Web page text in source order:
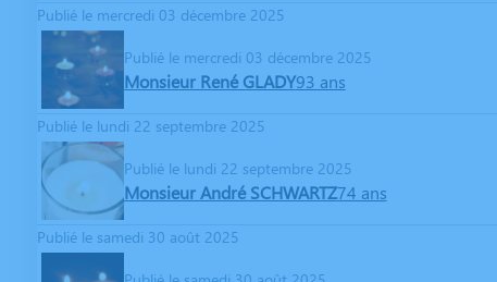
Publié le mercredi 03 décembre 2025
Publié le mercredi 03 décembre 2025
Monsieur René GLADY93 ans
Publié le lundi 22 septembre 2025
Publié le lundi 22 septembre 2025
Monsieur André SCHWARTZ74 ans
Publié le samedi 30 août 2025